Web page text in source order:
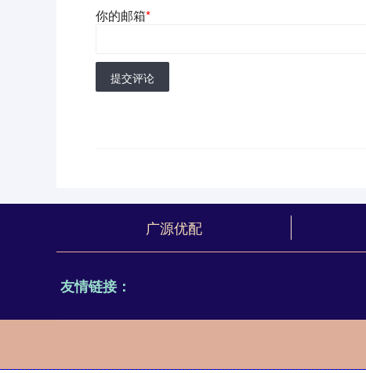
你的邮箱*
提交评论
广源优配
友情链接：